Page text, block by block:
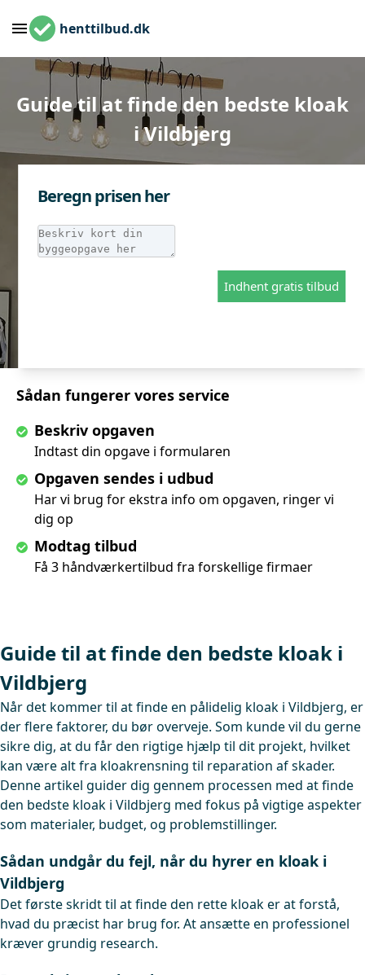
henttilbud.dk
Guide til at finde den bedste kloak
i Vildbjerg
Sådan fungerer vores service
Beskriv opgaven
Indtast din opgave i formularen
Opgaven sendes i udbud
Har vi brug for ekstra info om opgaven, ringer vi
dig op
Modtag tilbud
Få 3 håndværkertilbud fra forskellige firmaer
Beregn prisen her
Indhent gratis tilbud
Guide til at finde den bedste kloak i
Vildbjerg
Når det kommer til at finde en pålidelig kloak i Vildbjerg, er
der flere faktorer, du bør overveje. Som kunde vil du gerne
sikre dig, at du får den rigtige hjælp til dit projekt, hvilket
kan være alt fra kloakrensning til reparation af skader.
Denne artikel guider dig gennem processen med at finde
den bedste kloak i Vildbjerg med fokus på vigtige aspekter
som materialer, budget, og problemstillinger.
Sådan undgår du fejl, når du hyrer en kloak i
Vildbjerg
Det første skridt til at finde den rette kloak er at forstå,
hvad du præcist har brug for. At ansætte en professionel
kræver grundig research.